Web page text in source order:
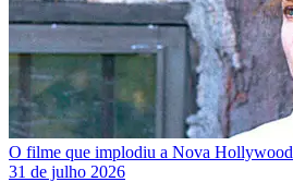
O filme que implodiu a Nova Hollywood
31 de julho 2026